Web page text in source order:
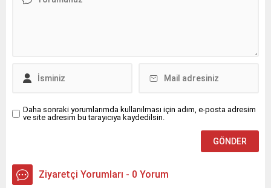
Daha sonraki yorumlarımda kullanılması için adım, e-posta adresim
ve site adresim bu tarayıcıya kaydedilsin.
Ziyaretçi Yorumları - 0 Yorum